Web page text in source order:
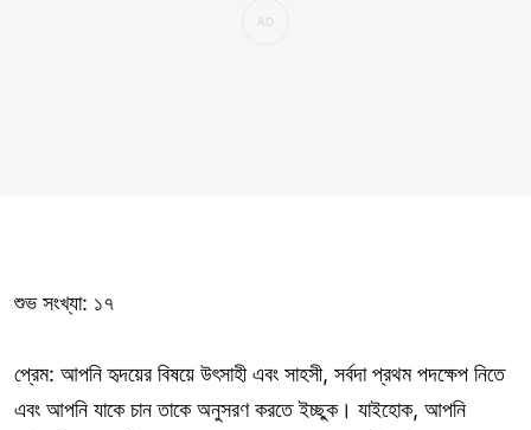
শুভ সংখ্যা: ১৭
প্রেম: আপনি হৃদয়ের বিষয়ে উৎসাহী এবং সাহসী, সর্বদা প্রথম পদক্ষেপ নিতে
এবং আপনি যাকে চান তাকে অনুসরণ করতে ইচ্ছুক। যাইহোক, আপনি